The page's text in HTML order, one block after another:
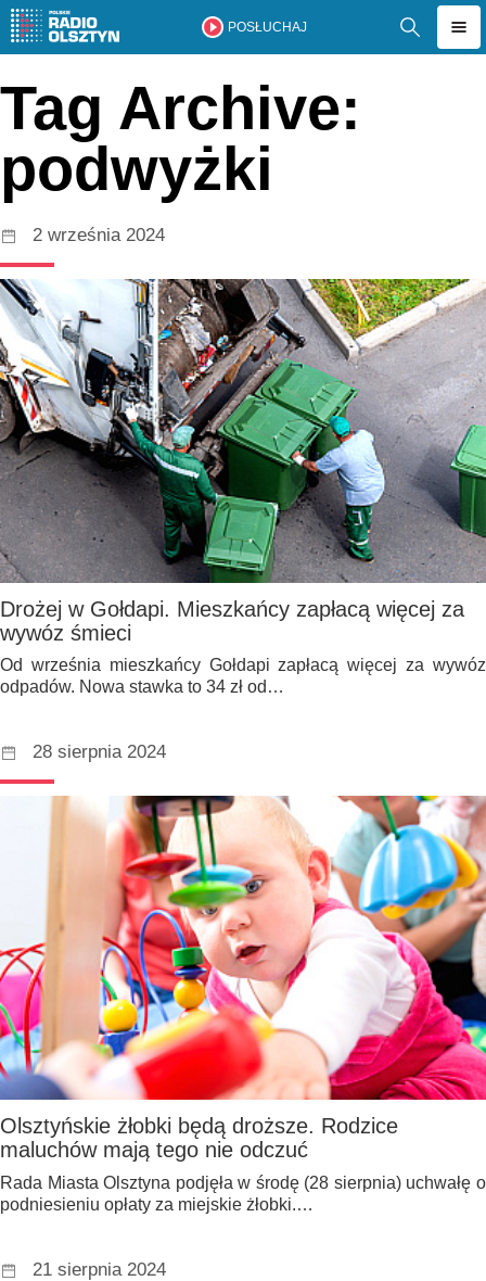
POSŁUCHAJ
Tag Archive:
podwyżki
2 września 2024
Drożej w Gołdapi. Mieszkańcy zapłacą więcej za
wywóz śmieci
Od września mieszkańcy Gołdapi zapłacą więcej za wywóz
odpadów. Nowa stawka to 34 zł od…
28 sierpnia 2024
Olsztyńskie żłobki będą droższe. Rodzice
maluchów mają tego nie odczuć
Rada Miasta Olsztyna podjęła w środę (28 sierpnia) uchwałę o
podniesieniu opłaty za miejskie żłobki.…
21 sierpnia 2024